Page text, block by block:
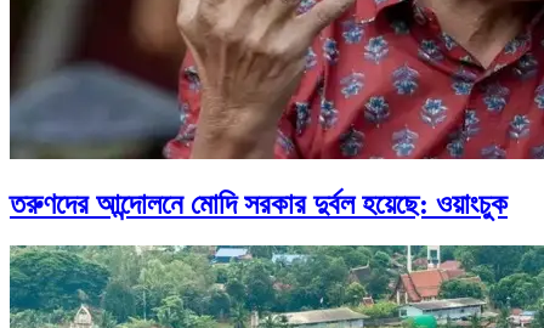
তরুণদের আন্দোলনে মোদি সরকার দুর্বল হয়েছে: ওয়াংচুক